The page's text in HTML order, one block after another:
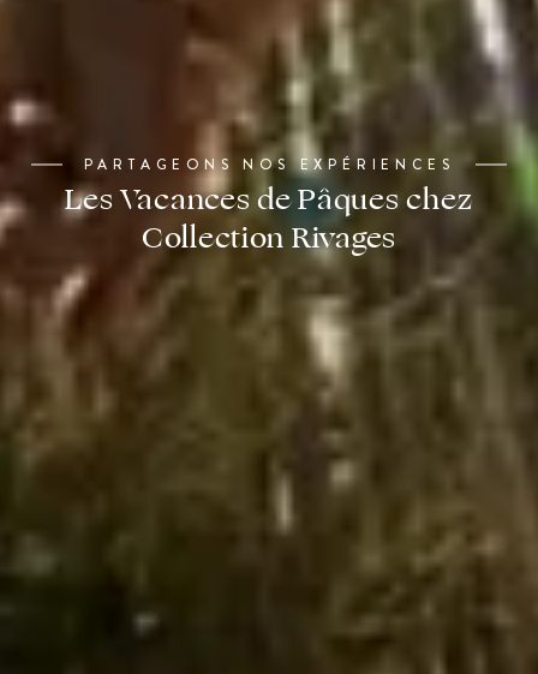
PARTAGEONS NOS EXPÉRIENCES
Les Vacances de Pâques chez
Collection Rivages